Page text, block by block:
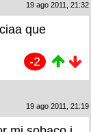
19 ago 2011, 21:32
que
-2
19 ago 2011, 21:19